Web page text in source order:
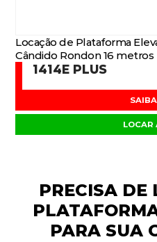
Locação de Plataforma
Cândido Rondon 16 metros
1414E PLUS
LOCAR
PRECISA DE
PARA SUA